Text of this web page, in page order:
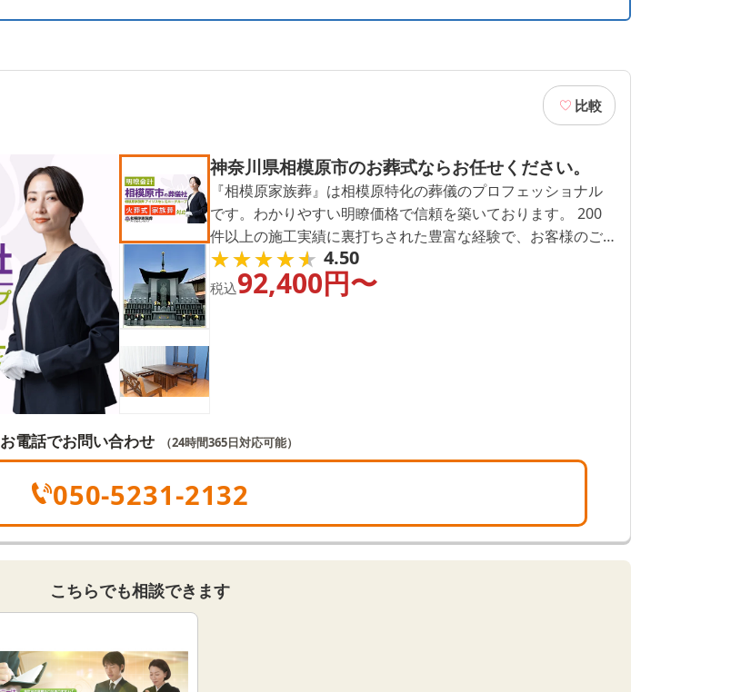
比較
神奈川県相模原市のお葬式ならお任せください。
『相模原家族葬』は相模原特化の葬儀のプロフェッショナル
です。わかりやすい明瞭価格で信頼を築いております。 200
件以上の施工実績に裏打ちされた豊富な経験で、お客様のご
要望に寄り添い、葬儀をご提案いたします。
★★★★★
★★★★★ 4.50
税込92,400円〜
お電話でお問い合わせ （24時間365日対応可能）
050-5231-2132
こちらでも相談できます